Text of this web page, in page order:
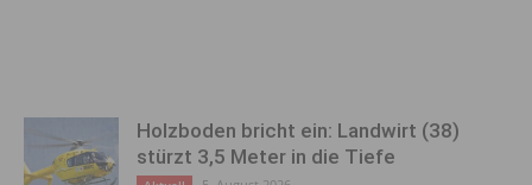
Holzboden bricht ein: Landwirt (38)
stürzt 3,5 Meter in die Tiefe